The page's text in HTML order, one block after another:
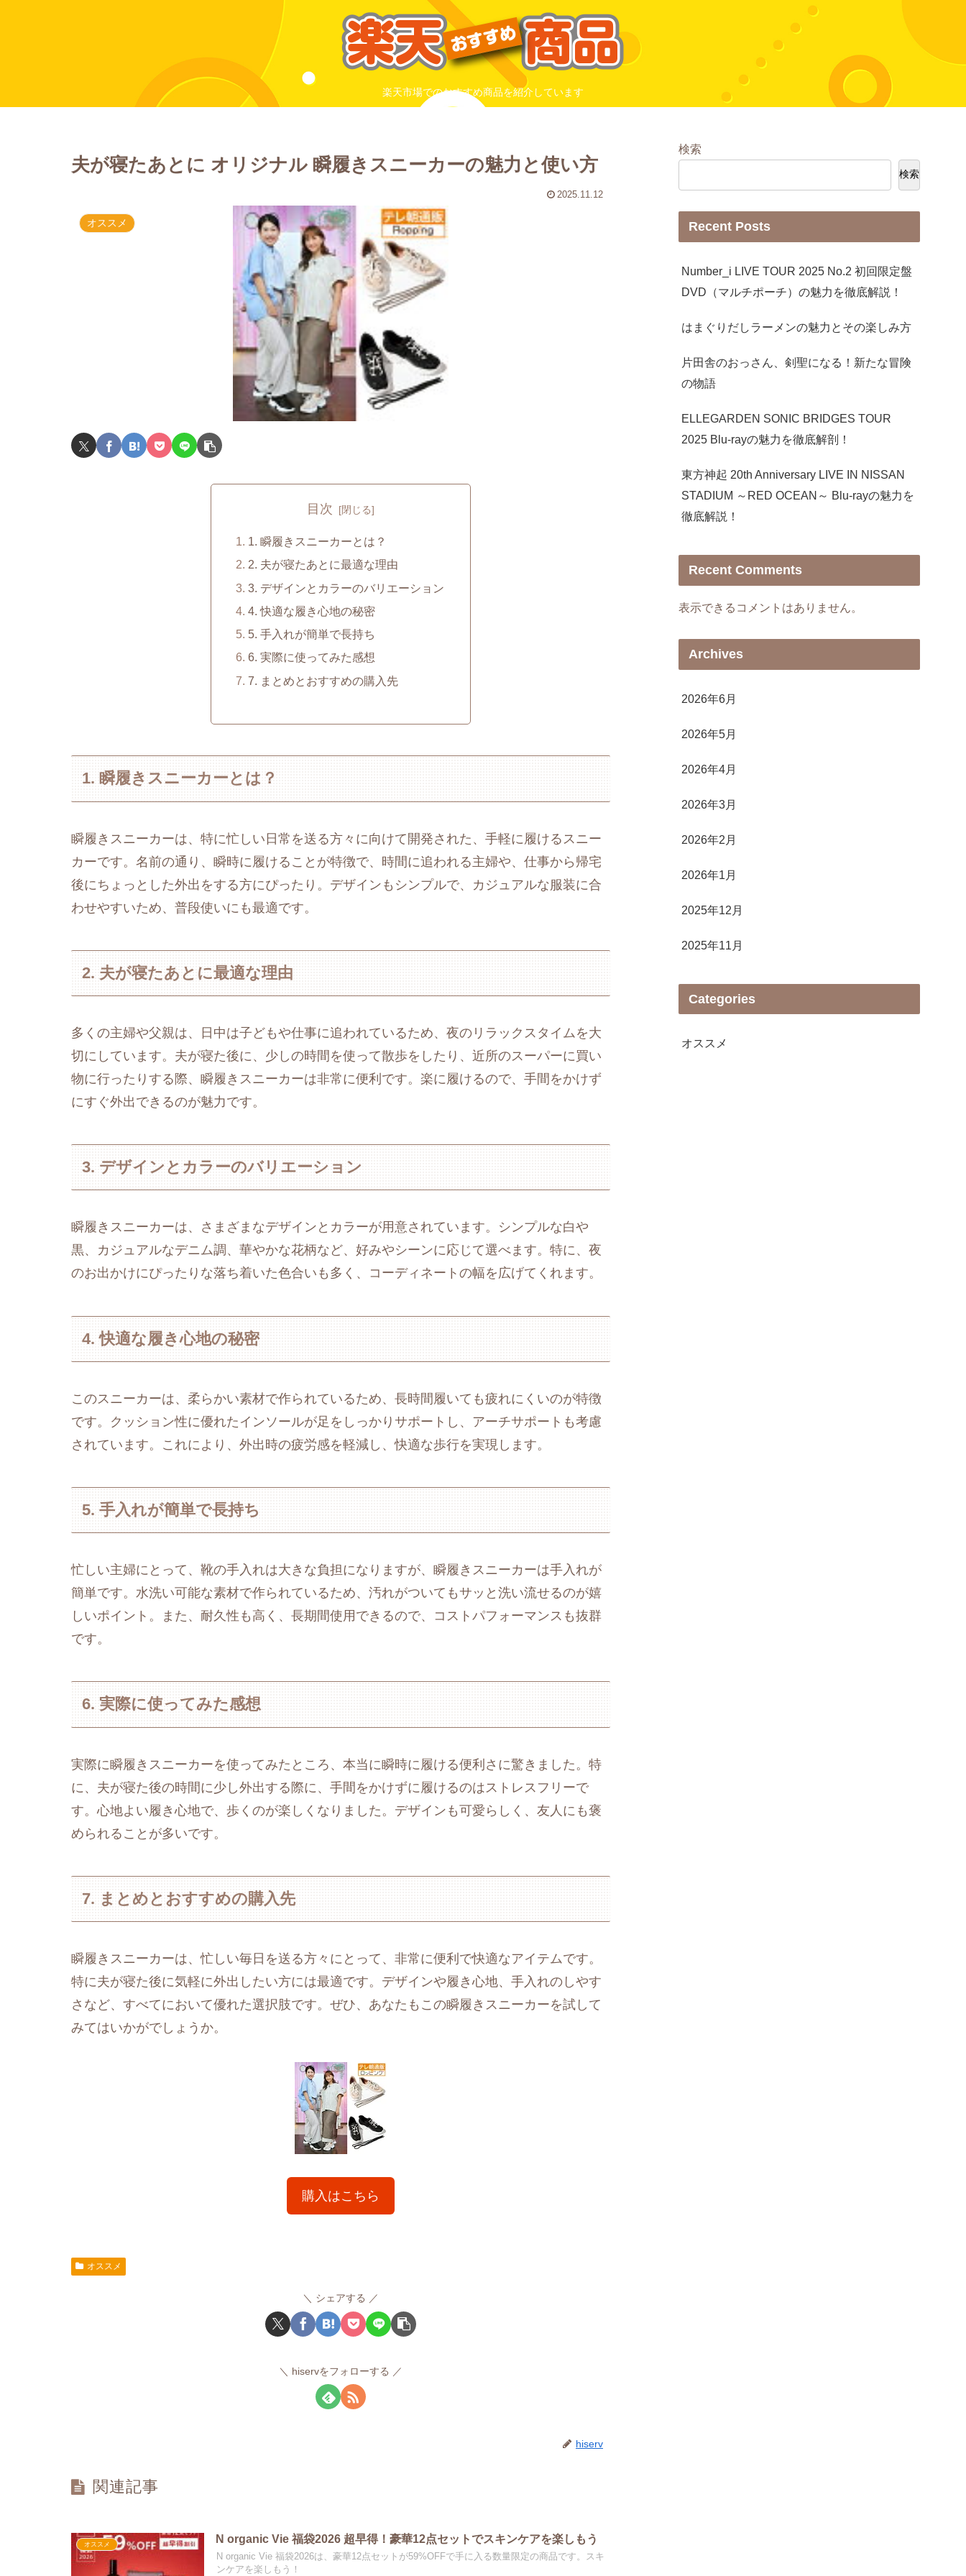
楽天市場でのおすすめ商品を紹介しています
夫が寝たあとに オリジナル 瞬履きスニーカーの魅力と使い方
2025.11.12
オススメ
目次
1. 瞬履きスニーカーとは？
2. 夫が寝たあとに最適な理由
3. デザインとカラーのバリエーション
4. 快適な履き心地の秘密
5. 手入れが簡単で長持ち
6. 実際に使ってみた感想
7. まとめとおすすめの購入先
1. 瞬履きスニーカーとは？
瞬履きスニーカーは、特に忙しい日常を送る方々に向けて開発された、手軽に履けるスニー
カーです。名前の通り、瞬時に履けることが特徴で、時間に追われる主婦や、仕事から帰宅
後にちょっとした外出をする方にぴったり。デザインもシンプルで、カジュアルな服装に合
わせやすいため、普段使いにも最適です。
2. 夫が寝たあとに最適な理由
多くの主婦や父親は、日中は子どもや仕事に追われているため、夜のリラックスタイムを大
切にしています。夫が寝た後に、少しの時間を使って散歩をしたり、近所のスーパーに買い
物に行ったりする際、瞬履きスニーカーは非常に便利です。楽に履けるので、手間をかけず
にすぐ外出できるのが魅力です。
3. デザインとカラーのバリエーション
瞬履きスニーカーは、さまざまなデザインとカラーが用意されています。シンプルな白や
黒、カジュアルなデニム調、華やかな花柄など、好みやシーンに応じて選べます。特に、夜
のお出かけにぴったりな落ち着いた色合いも多く、コーディネートの幅を広げてくれます。
4. 快適な履き心地の秘密
このスニーカーは、柔らかい素材で作られているため、長時間履いても疲れにくいのが特徴
です。クッション性に優れたインソールが足をしっかりサポートし、アーチサポートも考慮
されています。これにより、外出時の疲労感を軽減し、快適な歩行を実現します。
5. 手入れが簡単で長持ち
忙しい主婦にとって、靴の手入れは大きな負担になりますが、瞬履きスニーカーは手入れが
簡単です。水洗い可能な素材で作られているため、汚れがついてもサッと洗い流せるのが嬉
しいポイント。また、耐久性も高く、長期間使用できるので、コストパフォーマンスも抜群
です。
6. 実際に使ってみた感想
実際に瞬履きスニーカーを使ってみたところ、本当に瞬時に履ける便利さに驚きました。特
に、夫が寝た後の時間に少し外出する際に、手間をかけずに履けるのはストレスフリーで
す。心地よい履き心地で、歩くのが楽しくなりました。デザインも可愛らしく、友人にも褒
められることが多いです。
7. まとめとおすすめの購入先
瞬履きスニーカーは、忙しい毎日を送る方々にとって、非常に便利で快適なアイテムです。
特に夫が寝た後に気軽に外出したい方には最適です。デザインや履き心地、手入れのしやす
さなど、すべてにおいて優れた選択肢です。ぜひ、あなたもこの瞬履きスニーカーを試して
みてはいかがでしょうか。
購入はこちら
オススメ
シェアする
hiservをフォローする
hiserv
関連記事
オススメ N organic Vie 福袋2026 超早得！豪華12点セットでスキンケアを楽しもう
N organic Vie 福袋2026は、豪華12点セットが59%OFFで手に入る数量限定の商品です。スキ
ンケアを楽しもう！
検索
検索
Recent Posts
Number_i LIVE TOUR 2025 No.2 初回限定盤
DVD（マルチポーチ）の魅力を徹底解説！
はまぐりだしラーメンの魅力とその楽しみ方
片田舎のおっさん、剣聖になる！新たな冒険
の物語
ELLEGARDEN SONIC BRIDGES TOUR
2025 Blu-rayの魅力を徹底解剖！
東方神起 20th Anniversary LIVE IN NISSAN
STADIUM ～RED OCEAN～ Blu-rayの魅力を
徹底解説！
Recent Comments
表示できるコメントはありません。
Archives
2026年6月
2026年5月
2026年4月
2026年3月
2026年2月
2026年1月
2025年12月
2025年11月
Categories
オススメ